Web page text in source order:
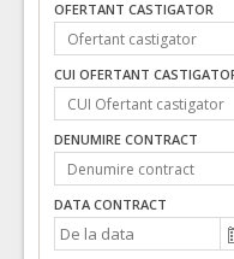
OFERTANT CASTIGATOR
CUI OFERTANT
DENUMIRE CONTRACT
DATA CONTRACT